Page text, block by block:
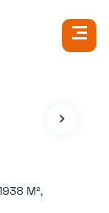
M²,